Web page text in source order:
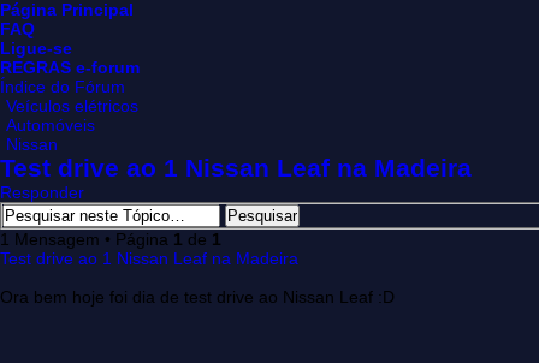
Página Principal
FAQ
Ligue-se
REGRAS e-forum
Índice do Fórum
Veículos elétricos
Automóveis
Nissan
Test drive ao 1 Nissan Leaf na Madeira
Responder
1 Mensagem • Página 1 de 1
Test drive ao 1 Nissan Leaf na Madeira
Ora bem hoje foi dia de test drive ao Nissan Leaf :D